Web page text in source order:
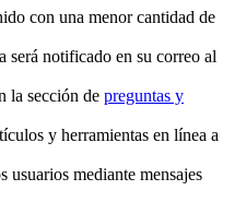
con una menor cantidad de
será notificado en su correo al
la sección de preguntas y
y herramientas en línea a
usuarios mediante mensajes